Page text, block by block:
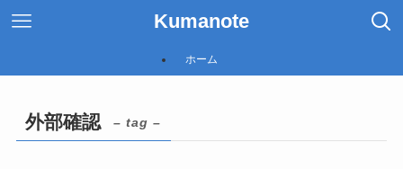
Kumanote
ホーム
外部確認 – tag –